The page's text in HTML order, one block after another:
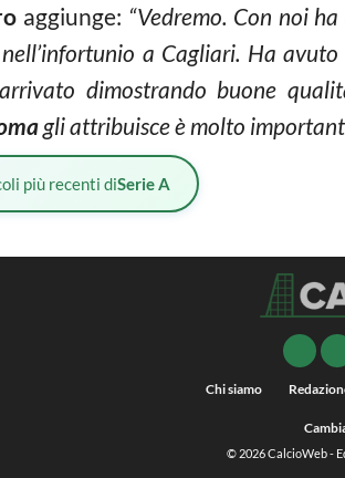
aggiunge: “Vedremo. Con noi
a Cagliari. Ha
dimostrando buone
gli attribuisce è molto
più recenti diSerie A
Chi siamo
© 2026CalcioWeb-